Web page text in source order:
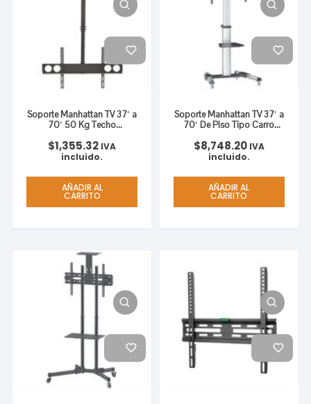
Soporte Manhattan TV 37′ a
70′ 50 Kg Techo
$1,355.32 IVA
incluido.
AÑADIR AL
CARRITO
Soporte Manhattan TV 37′ a
70′ De Piso Tipo Carro
$8,748.20 IVA
incluido.
AÑADIR AL
CARRITO